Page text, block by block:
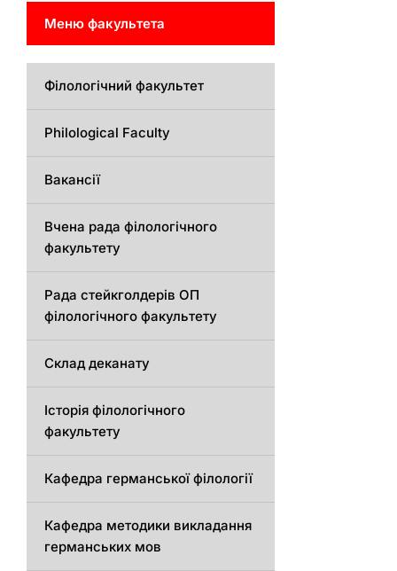
Меню факультета
Філологічний факультет
Philological Faculty
Вакансії
Вчена рада філологічного
факультету
Рада стейкголдерів ОП
філологічного факультету
Склад деканату
Історія філологічного
факультету
Кафедрa германської філології
Кафедрa методики викладання
германських мов